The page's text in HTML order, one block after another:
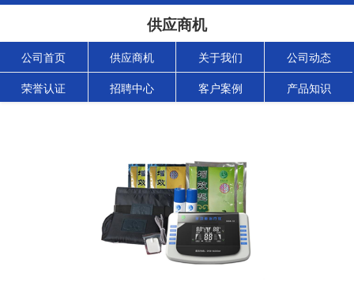
供应商机
公司首页 供应商机 关于我们 公司动态
荣誉认证 招聘中心 客户案例 产品知识